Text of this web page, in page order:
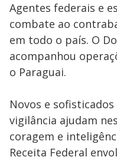
Agentes federais e
combate ao
em todo o país. O
acompanhou
o Paraguai.
Novos e
vigilância ajudam
coragem e
Receita Federal